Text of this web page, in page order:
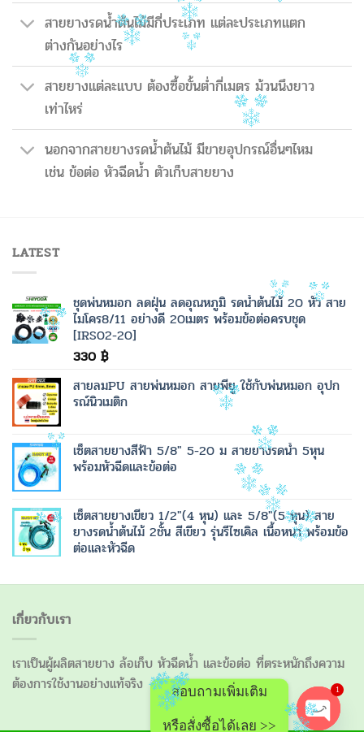
สายยางรดน้ำต้นไม้มีกี่ประเภท แต่ละประเภทแตก
ต่างกันอย่างไร
สายยางแต่ละแบบ ต้องซื้อขั้นต่ำกี่เมตร ม้วนนึงยาว
เท่าไหร่
นอกจากสายยางรดน้ำต้นไม้ มีขายอุปกรณ์อื่นๆไหม
เช่น ข้อต่อ หัวฉีดน้ำ ตัวเก็บสายยาง
LATEST
ชุดพ่นหมอก ลดฝุ่น ลดอุณหภูมิ รดน้ำต้นไม้ 20 หัว สาย
ไมโคร8/11 อย่างดี 20เมตร พร้อมข้อต่อครบชุด
[IRS02-20]
330 ฿
สายลมPU สายพ่นหมอก สายพียู ใช้กับพ่นหมอก อุปก
รณ์นิวเมติก
เซ็ตสายยางสีฟ้า 5/8" 5-20 ม สายยางรดน้ำ 5หุน
พร้อมหัวฉีดและข้อต่อ
เซ็ตสายยางเขียว 1/2"(4 หุน) และ 5/8"(5 หุน) สาย
ยางรดน้ำต้นไม้ 2ชั้น สีเขียว รุ่นรีไซเคิล เนื้อหนา พร้อมข้อ
ต่อและหัวฉีด
เกี่ยวกับเรา
เราเป็นผู้ผลิตสายยาง ล้อเก็บ หัวฉีดน้ำ และข้อต่อ ที่ตระหนักถึงความ
ต้องการใช้งานอย่างแท้จริง
สอบถามเพิ่มเติม
หรือสั่งซื้อได้เลย >>
1